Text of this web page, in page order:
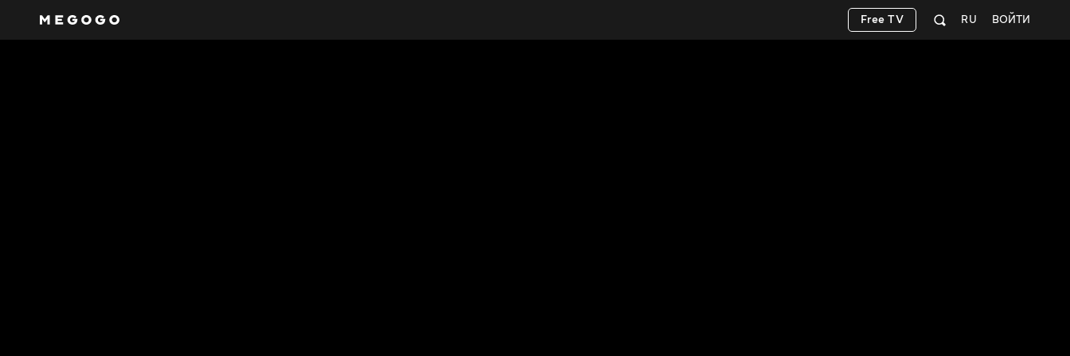
ВОЙТИ
RU
Free TV